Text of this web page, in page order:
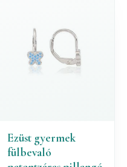
Ezüst gyermek
fülbevaló